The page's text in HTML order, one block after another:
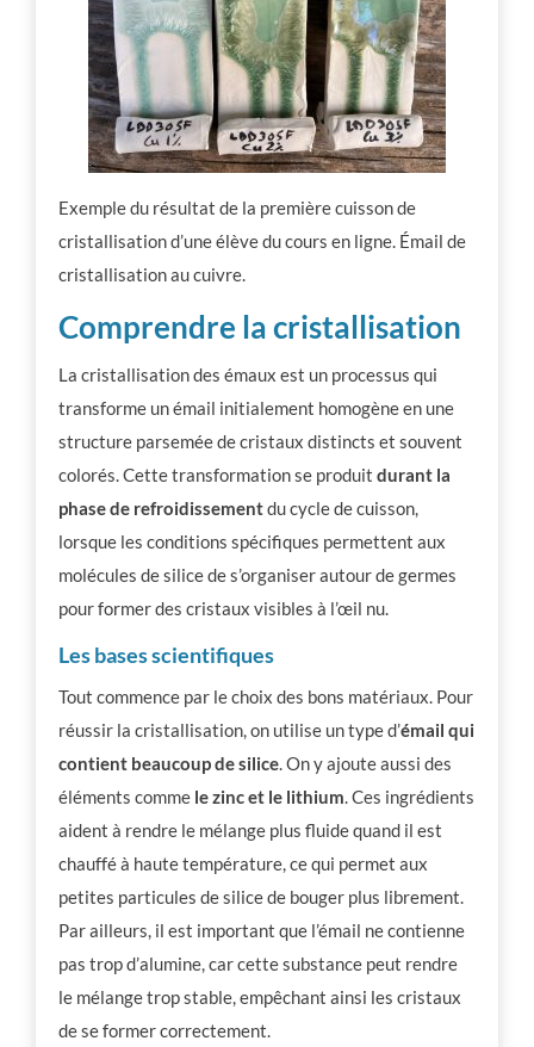
Exemple du résultat de la première cuisson de
cristallisation d’une élève du cours en ligne. Émail de
cristallisation au cuivre.
Comprendre la cristallisation
La cristallisation des émaux est un processus qui
transforme un émail initialement homogène en une
structure parsemée de cristaux distincts et souvent
colorés. Cette transformation se produitdurant la
phase de refroidissementdu cycle de cuisson,
lorsque les conditions spécifiques permettent aux
molécules de silice de s’organiser autour de germes
pour former des cristaux visibles à l’œil nu.
Les bases scientifiques
Tout commence par le choix des bons matériaux. Pour
réussir la cristallisation, on utilise un type d’émail qui
contient beaucoup de silice. On y ajoute aussi des
éléments comme le zinc et le lithium. Ces ingrédients
aident à rendre le mélange plus fluide quand il est
chauffé à haute température, ce qui permet aux
petites particules de silice de bouger plus librement.
Par ailleurs, il est important que l’émail ne contienne
pas trop d’alumine, car cette substance peut rendre
le mélange trop stable, empêchant ainsi les cristaux
de se former correctement.